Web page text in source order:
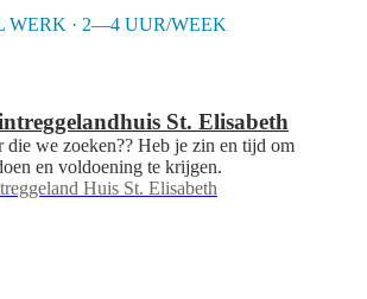
WERK · 2—4 UUR/WEEK
St. Elisabeth
we zoeken?? Heb je zin en tijd om
en voldoening te krijgen.
Huis St. Elisabeth